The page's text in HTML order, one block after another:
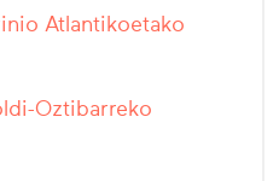
Atlantikoetako
Oztibarreko